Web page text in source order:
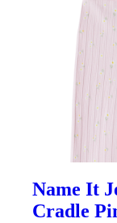
Name It
Cradle